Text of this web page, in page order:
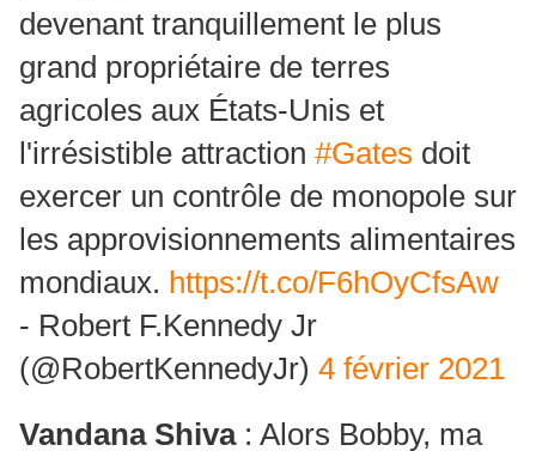
devenant tranquillement le plus
grand propriétaire de terres
agricoles aux États-Unis et
l'irrésistible attraction #Gates doit
exercer un contrôle de monopole sur
les approvisionnements alimentaires
mondiaux. https://t.co/F6hOyCfsAw
- Robert F.Kennedy Jr
(@RobertKennedyJr) 4 février 2021
Vandana Shiva: Alors Bobby, ma